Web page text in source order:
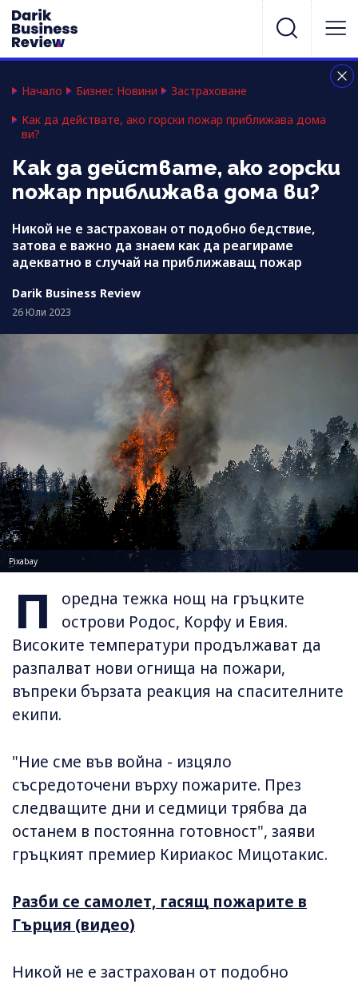
Начало Бизнес Новини
Застраховане
Как да действате, ако горски пожар приближава дома
ви?
Как да действате, ако горски
пожар приближава дома ви?
Никой не е застрахован от подобно бедствие,
затова е важно да знаем как да реагираме
адекватно в случай на приближаващ пожар
Darik Business Review
26 Юли 2023
Pixabay
П
оредна тежка нощ на гръцките
острови Родос, Корфу и Евия.
Високите температури продължават да
разпалват нови огнища на пожари,
въпреки бързата реакция на спасителните
екипи.
"Ние сме във война - изцяло
съсредоточени върху пожарите. През
следващите дни и седмици трябва да
останем в постоянна готовност", заяви
гръцкият премиер Кириакос Мицотакис.
Разби се самолет, гасящ пожарите в
Гърция (видео)
Никой не е застрахован от подобно